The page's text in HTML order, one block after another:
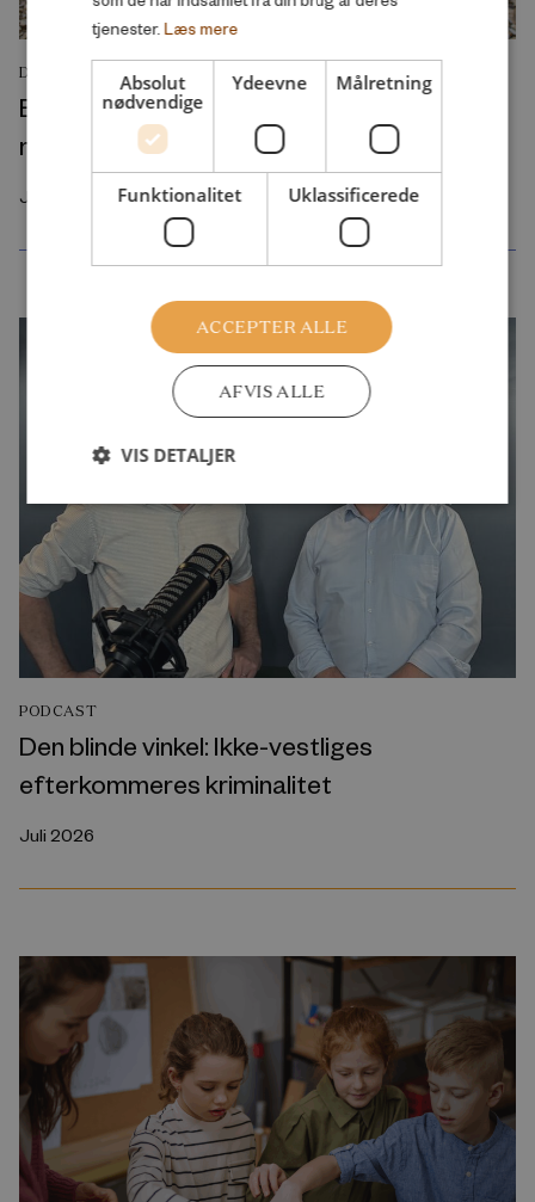
DEBATINDLÆG
Byggelegepladser rammer en svaghed i
moderne børneliv
Juli 2026
PODCAST
Den blinde vinkel: Ikke-vestliges
efterkommeres kriminalitet
Juli 2026
tjenester. Læs mere
Absolut
nødvendige
Ydeevne Målretning
Funktionalitet Uklassificerede
ACCEPTER ALLE
AFVIS ALLE
VIS DETALJER